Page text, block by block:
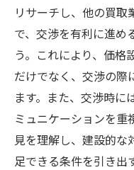
リサーチし、他の買取
で、交渉を有利に進め
う。これにより、価格
だけでなく、交渉の際
ます。また、交渉時に
ミュニケーションを重
見を理解し、建設的な
足できる条件を引き出